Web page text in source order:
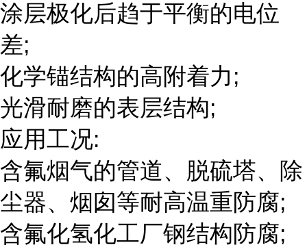
涂层极化后趋于平衡的电位
差;
化学锚结构的高附着力;
光滑耐磨的表层结构;
应用工况:
含氟烟气的管道、脱硫塔、除
尘器、烟囱等耐高温重防腐;
含氟化氢化工厂钢结构防腐;